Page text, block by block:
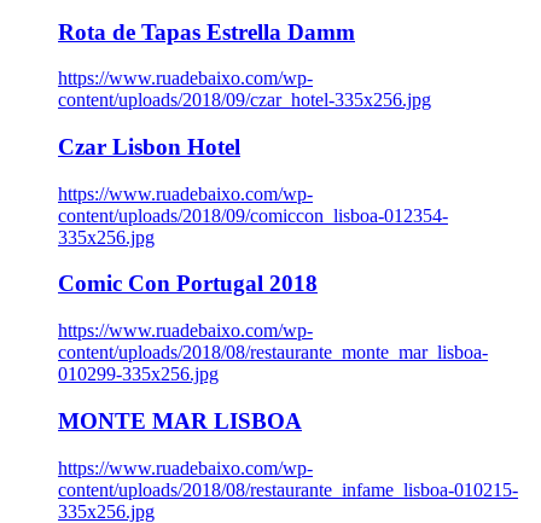
Rota de Tapas Estrella Damm
https://www.ruadebaixo.com/wp-
content/uploads/2018/09/czar_hotel-335x256.jpg
Czar Lisbon Hotel
https://www.ruadebaixo.com/wp-
content/uploads/2018/09/comiccon_lisboa-012354-
335x256.jpg
Comic Con Portugal 2018
https://www.ruadebaixo.com/wp-
content/uploads/2018/08/restaurante_monte_mar_lisboa-
010299-335x256.jpg
MONTE MAR LISBOA
https://www.ruadebaixo.com/wp-
content/uploads/2018/08/restaurante_infame_lisboa-010215-
335x256.jpg